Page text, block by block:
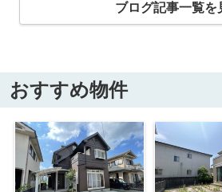
ブログ記事一覧を
おすすめ物件